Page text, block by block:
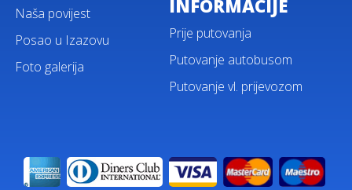
Naša povijest
Posao u Izazovu
Foto galerija
INFORMACIJE
Prije putovanja
Putovanje autobusom
Putovanje vl. prijevozom